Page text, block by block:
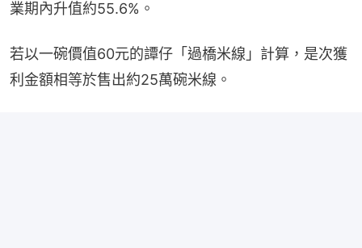
業期內升值約55.6%。
若以一碗價值60元的譚仔「過橋米線」計算，是次獲
利金額相等於售出約25萬碗米線。